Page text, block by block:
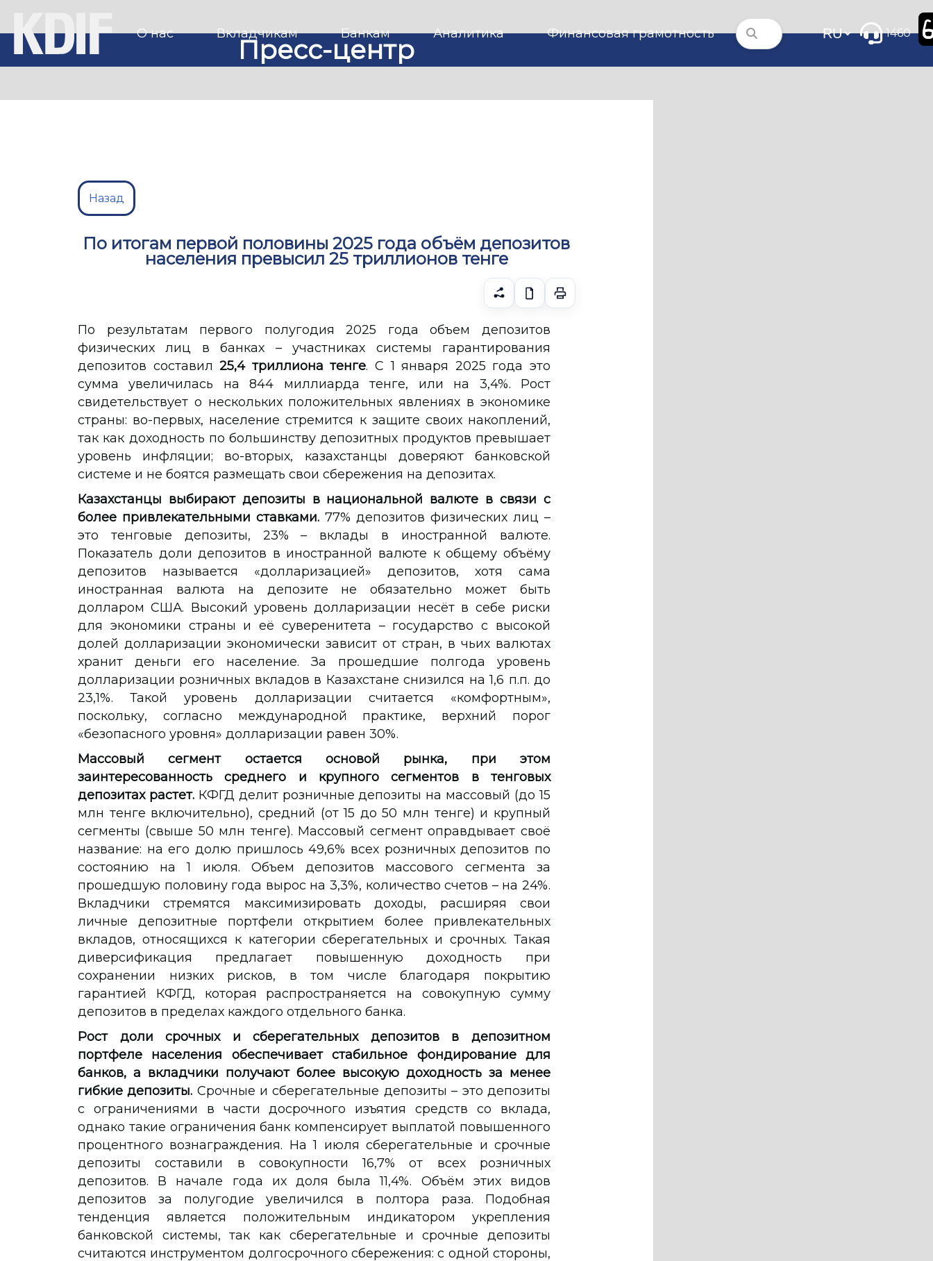
О нас Вкладчикам Банкам Аналитика Финансовая грамотность 1460
Пресс-центр
Назад
По итогам первой половины 2025 года объём депозитов
населения превысил 25 триллионов тенге
По результатам первого полугодия 2025 года объем депозитов
физических лиц в банках – участниках системы гарантирования
депозитов составил25,4 триллиона тенге. С 1 января 2025 года это
сумма увеличилась на 844 миллиарда тенге, или на 3,4%. Рост
свидетельствует о нескольких положительных явлениях в экономике
страны: во-первых, население стремится к защите своих накоплений,
так как доходность по большинству депозитных продуктов превышает
уровень инфляции; во-вторых, казахстанцы доверяют банковской
системе и не боятся размещать свои сбережения на депозитах.
Казахстанцы выбирают депозиты в национальной валюте в связи с
более привлекательными ставками. 77% депозитов физических лиц –
это тенговые депозиты, 23% – вклады в иностранной валюте.
Показатель доли депозитов в иностранной валюте к общему объёму
депозитов называется «долларизацией» депозитов, хотя сама
иностранная валюта на депозите не обязательно может быть
долларом США. Высокий уровень долларизации несёт в себе риски
для экономики страны и её суверенитета – государство с высокой
долей долларизации экономически зависит от стран, в чьих валютах
хранит деньги его население. За прошедшие полгода уровень
долларизации розничных вкладов в Казахстане снизился на 1,6 п.п. до
23,1%. Такой уровень долларизации считается «комфортным»,
поскольку, согласно международной практике, верхний порог
«безопасного уровня» долларизации равен 30%.
Массовый сегмент остается основой рынка, при этом
заинтересованность среднего и крупного сегментов в тенговых
депозитах растет.КФГД делит розничные депозиты на массовый (до 15
млн тенге включительно), средний (от 15 до 50 млн тенге) и крупный
сегменты (свыше 50 млн тенге). Массовый сегмент оправдывает своё
название: на его долю пришлось 49,6% всех розничных депозитов по
состоянию на 1 июля. Объем депозитов массового сегмента за
прошедшую половину года вырос на 3,3%, количество счетов – на 24%.
Вкладчики стремятся максимизировать доходы, расширяя свои
личные депозитные портфели открытием более привлекательных
вкладов, относящихся к категории сберегательных и срочных. Такая
диверсификация предлагает повышенную доходность при
сохранении низких рисков, в том числе благодаря покрытию
гарантией КФГД, которая распространяется на совокупную сумму
депозитов в пределах каждого отдельного банка.
Рост доли срочных и сберегательных депозитов в депозитном
портфеле населения обеспечивает стабильное фондирование для
банков, а вкладчики получают более высокую доходность за менее
гибкие депозиты. Срочные и сберегательные депозиты – это депозиты
с ограничениями в части досрочного изъятия средств со вклада,
однако такие ограничения банк компенсирует выплатой повышенного
процентного вознаграждения. На 1 июля сберегательные и срочные
депозиты составили в совокупности 16,7% от всех розничных
депозитов. В начале года их доля была 11,4%. Объём этих видов
депозитов за полугодие увеличился в полтора раза. Подобная
тенденция является положительным индикатором укрепления
банковской системы, так как сберегательные и срочные депозиты
считаются инструментом долгосрочного сбережения: с одной стороны,